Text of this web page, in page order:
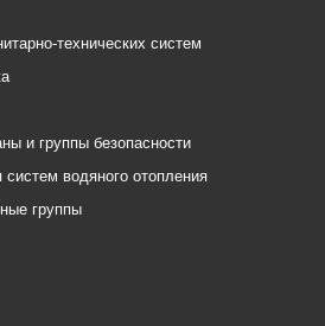
технических систем
и группы безопасности
водяного отопления
группы